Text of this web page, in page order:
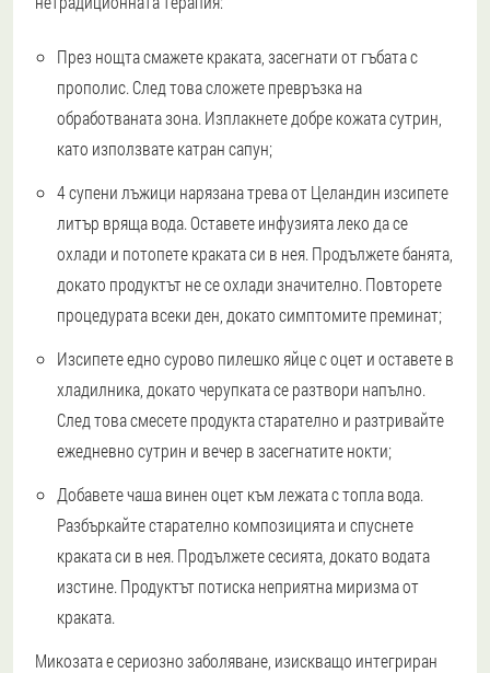
През нощта смажете краката, засегнати от гъбата с
прополис. След това сложете превръзка на
обработваната зона. Изплакнете добре кожата сутрин,
като използвате катран сапун;
4 супени лъжици нарязана трева от Целандин изсипете
литър вряща вода. Оставете инфузията леко да се
охлади и потопете краката си в нея. Продължете банята,
докато продуктът не се охлади значително. Повторете
процедурата всеки ден, докато симптомите преминат;
Изсипете едно сурово пилешко яйце с оцет и оставете в
хладилника, докато черупката се разтвори напълно.
След това смесете продукта старателно и разтривайте
ежедневно сутрин и вечер в засегнатите нокти;
Добавете чаша винен оцет към лежата с топла вода.
Разбъркайте старателно композицията и спуснете
краката си в нея. Продължете сесията, докато водата
изстине. Продуктът потиска неприятна миризма от
краката.
Микозата е сериозно заболяване, изискващо интегриран